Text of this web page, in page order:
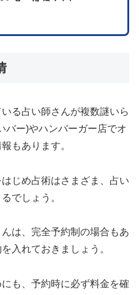
る占い師さんが複数謎いら
バー)やハンバーガー店でオ
もあります。
じめ占術はさまざま、占い
でしょう。
は、完全予約制の場合もあ
入れておきましょう。
も、予約時に必ず料金を確